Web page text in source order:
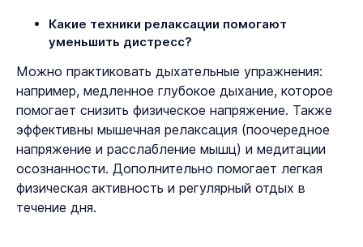
Какие техники релаксации помогают
уменьшить дистресс?
Можно практиковать дыхательные упражнения:
например, медленное глубокое дыхание, которое
помогает снизить физическое напряжение. Также
эффективны мышечная релаксация (поочередное
напряжение и расслабление мышц) и медитации
осознанности. Дополнительно помогает легкая
физическая активность и регулярный отдых в
течение дня.